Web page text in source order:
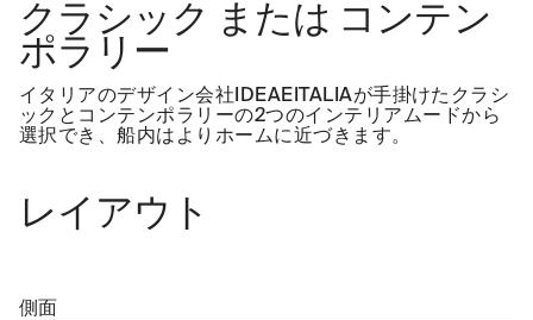
クラシック または コンテン
ポラリー
イタリアのデザイン会社IDEAEITALIAが手掛けたクラシ
ックとコンテンポラリーの2つのインテリアムードから
選択でき、船内はよりホームに近づきます。
レイアウト
側面